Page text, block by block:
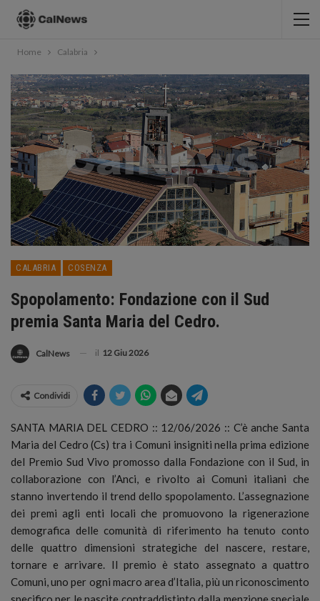
Home Calabria
CALABRIA COSENZA
Spopolamento: Fondazione con il Sud
premia Santa Maria del Cedro.
CalNews il 12 Giu 2026
Condividi
SANTA MARIA DEL CEDRO :: 12/06/2026 :: C’è anche Santa
Maria del Cedro (Cs) tra i Comuni insigniti nella prima edizione
del Premio Sud Vivo promosso dalla Fondazione con il Sud, in
collaborazione con l’Anci, e rivolto ai Comuni italiani che
stanno invertendo il trend dello spopolamento. L’assegnazione
dei premi agli enti locali che promuovono la rigenerazione
demografica delle comunità di riferimento ha tenuto conto
delle quattro dimensioni strategiche del nascere, restare,
tornare e arrivare. Il premio è stato assegnato a quattro
Comuni, uno per ogni macro area d’Italia, più un riconoscimento